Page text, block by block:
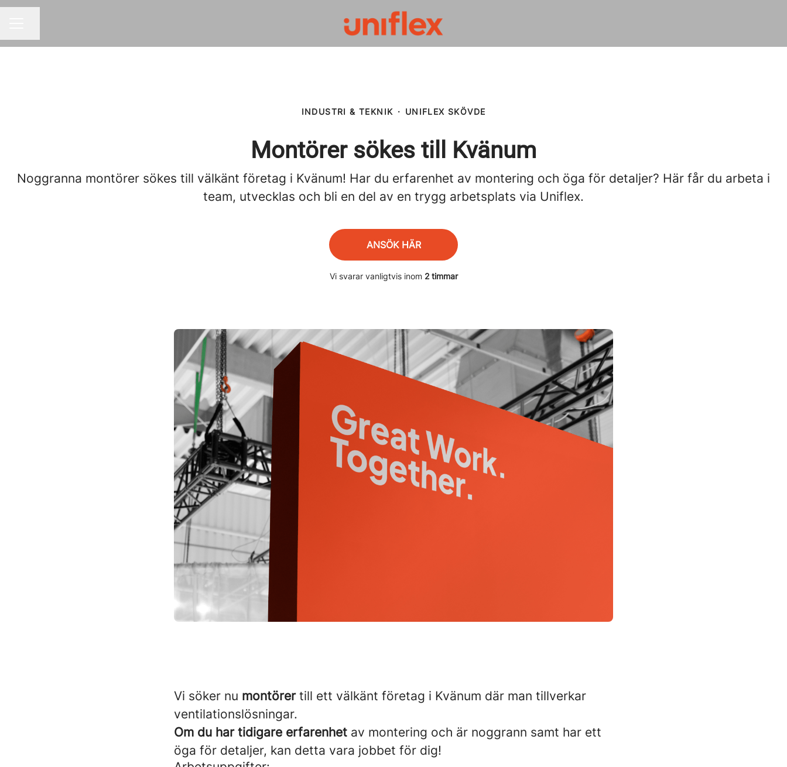
INDUSTRI & TEKNIK · UNIFLEX SKÖVDE
Montörer sökes till Kvänum
Noggranna montörer sökes till välkänt företag i Kvänum! Har du erfarenhet av montering och öga för detaljer? Här får du arbeta i
team, utvecklas och bli en del av en trygg arbetsplats via Uniflex.
ANSÖK HÄR
Vi svarar vanligtvis inom 2 timmar
Vi söker nu montörertill ett välkänt företag i Kvänum där man tillverkar
ventilationslösningar.
Om du har tidigare erfarenhet av montering och är noggrann samt har ett
öga för detaljer, kan detta vara jobbet för dig!